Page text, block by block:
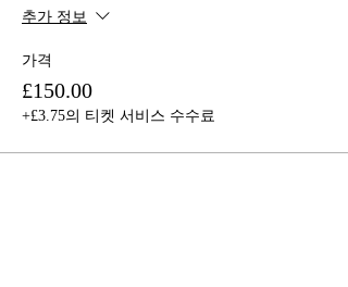
추가 정보
가격
£150.00
+£3.75의 티켓 서비스 수수료